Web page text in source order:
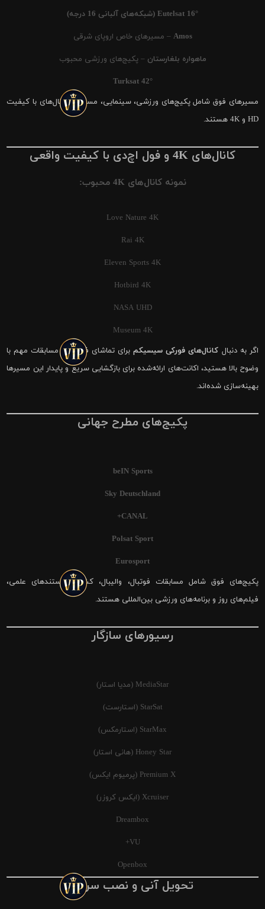
Eutelsat 16° (شبکه‌های آلبانی 16 درجه)
Amos – مسیرهای خاص اروپای شرقی
ماهواره بلغارستان – پکیج‌های ورزشی محبوب
Turksat 42°
مسیرهای فوق شامل پکیج‌های ورزشی، سینمایی، مستند و کانال‌های با کیفیت
HD و 4K هستند.
کانال‌های 4K و فول اچ‌دی با کیفیت واقعی
نمونه کانال‌های 4K محبوب:
Love Nature 4K
Rai 4K
Eleven Sports 4K
Hotbird 4K
NASA UHD
Museum 4K
اگر به دنبال کانال‌های فورکی سیسیکمبرای تماشای فوتبال و مسابقات مهم با
وضوح بالا هستید، اکانت‌های ارائه‌شده برای بازگشایی سریع و پایدار این مسیرها
بهینه‌سازی شده‌اند.
پکیج‌های مطرح جهانی
beIN Sports
Sky Deutschland
CANAL+
Polsat Sport
Eurosport
پکیج‌های فوق شامل مسابقات فوتبال، والیبال، کشتی، مستندهای علمی،
فیلم‌های روز و برنامه‌های ورزشی بین‌المللی هستند.
رسیورهای سازگار
MediaStar (مدیا استار)
StarSat (استارست)
StarMax (استارمکس)
Honey Star (هانی استار)
Premium X (پرمیوم ایکس)
Xcruiser (ایکس کروزر)
Dreambox
VU+
Openbox
تحویل آنی و نصب سریع